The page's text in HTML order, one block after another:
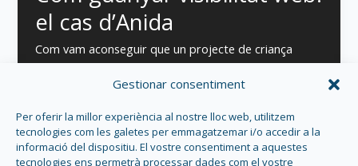
Gestionar consentiment
Per oferir la millor experiència al nostre lloc web, utilitzem
tecnologies com les galetes per emmagatzemar i/o accedir a la
informació del dispositiu. El vostre consentiment a aquestes
tecnologies ens permetrà processar dades com el vostre
cas
Bonder
el cas d’Anida
Com vam aconseguir que un projecte de criança
respectuosa arribés a més famílies amb canvis
senzills (i sense fer màgia, només estratègia).
Com
guanyar
visibilitat
Llegeix més »